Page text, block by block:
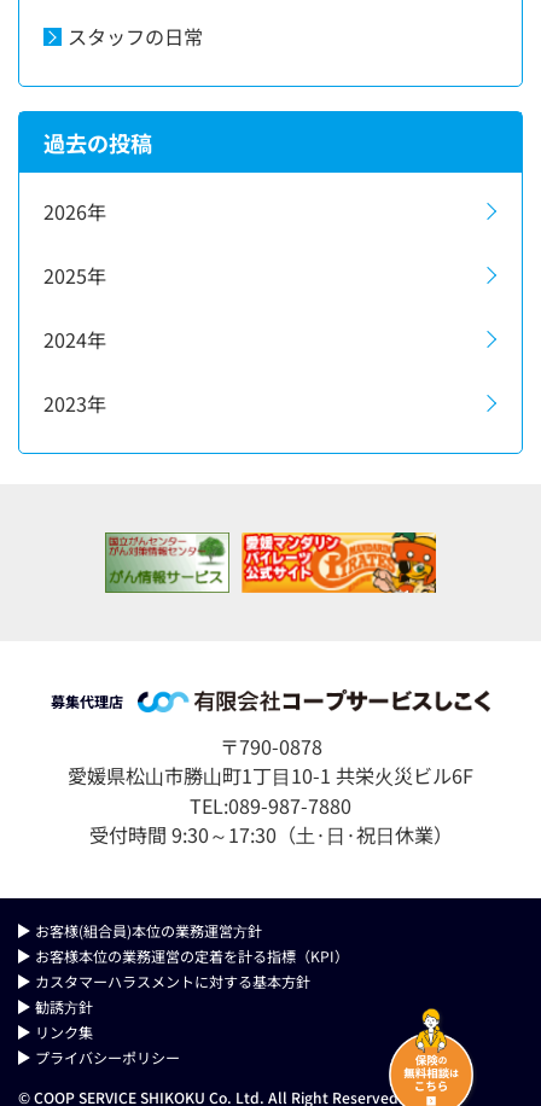
スタッフの日常
過去の投稿
2026年
2025年
2024年
2023年
募集代理店
〒790-0878
愛媛県松⼭市勝⼭町1丁⽬10-1 共栄⽕災ビル6F
TEL:089-987-7880
受付時間 9:30～17:30（⼟·⽇·祝⽇休業）
お客様(組合員)本位の業務運営⽅針
お客様本位の業務運営の定着を計る指標（KPI）
カスタマーハラスメントに対する基本方針
勧誘⽅針
リンク集
プライバシーポリシー
© COOP SERVICE SHIKOKU Co. Ltd. All Right Reserved.